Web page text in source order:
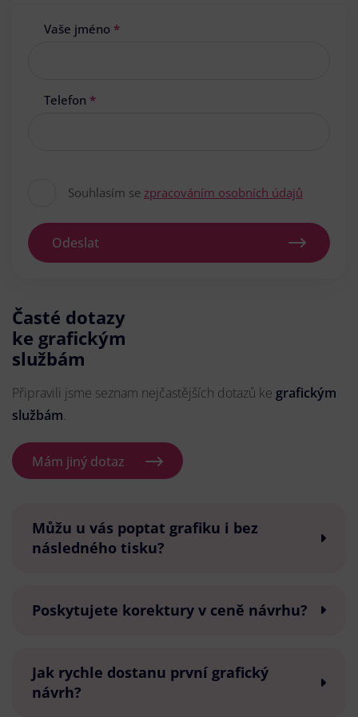
Vaše jméno *
Telefon *
Souhlasím se zpracováním osobních údajů
Odeslat
Časté dotazy
ke grafickým
službám
Připravili jsme seznam nejčastějších dotazů ke grafickým
službám.
Mám jiný dotaz
Můžu u vás poptat grafiku i bez
následného tisku?
Poskytujete korektury v ceně návrhu?
Jak rychle dostanu první grafický
návrh?